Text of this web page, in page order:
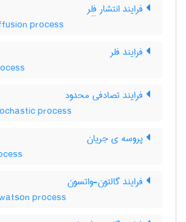
فرایند انتشار فِلِر
process
فرایند فلر
فرایند تصادفی محدود
process
پروسه ی جریان
فرایند گالتون-واتسون
process